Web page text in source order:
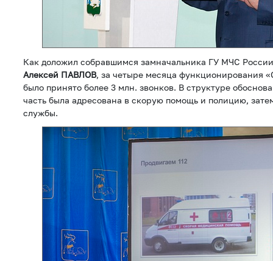
Как доложил собравшимся замначальника ГУ МЧС
Алексей ПАВЛОВ, за четыре месяца функционирования
было принято более 3 млн. звонков. В структуре
часть была адресована в скорую помощь и полицию,
службы.